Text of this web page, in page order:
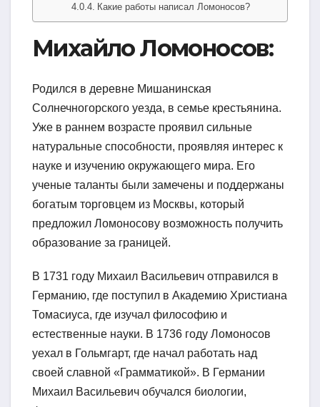
Какие работы написал Ломоносов?
Михайло Ломоносов:
Родился в деревне Мишанинская
Солнечногорского уезда, в семье крестьянина.
Уже в раннем возрасте проявил сильные
натуральные способности, проявляя интерес к
науке и изучению окружающего мира. Его
ученые таланты были замечены и поддержаны
богатым торговцем из Москвы, который
предложил Ломоносову возможность получить
образование за границей.
В 1731 году Михаил Васильевич отправился в
Германию, где поступил в Академию Христиана
Томасиуса, где изучал философию и
естественные науки. В 1736 году Ломоносов
уехал в Гольмгарт, где начал работать над
своей славной «Грамматикой». В Германии
Михаил Васильевич обучался биологии,